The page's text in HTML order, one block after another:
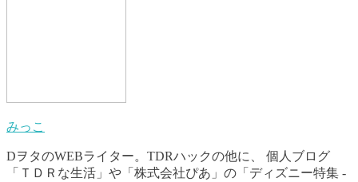
みっこ
DヲタのWEBライター。TDRハックの他に、 個人ブログ
「ＴＤＲな生活」や「株式会社ぴあ」の「ディズニー特集 -